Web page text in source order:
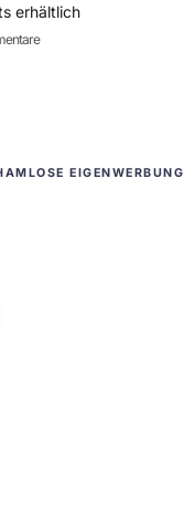
erhältlich
EIGENWERBUNG